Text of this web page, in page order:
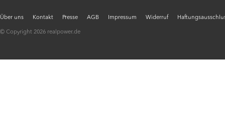
Über uns Kontakt Presse AGB Impressum Widerruf
© Copyright 2026 realpower.de